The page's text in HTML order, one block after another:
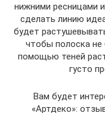
нижними ресницами
сделать линию
будет
чтобы полоска
помощью теней
густо
Вам будет
«Артдеко»: